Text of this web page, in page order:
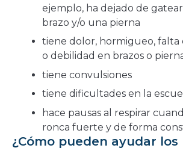
ejemplo, ha dejado de
brazo y/o una pierna
tiene dolor, hormigueo, falta
o debilidad en brazos o
tiene convulsiones
tiene dificultades en la
hace pausas al respirar
ronca fuerte y de forma
¿Cómo pueden ayudar los